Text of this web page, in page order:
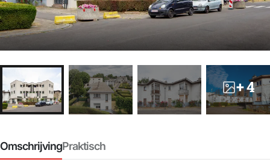
+ 4
OmschrijvingPraktisch